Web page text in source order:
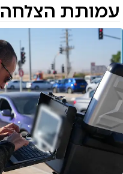
עמותת הצלחה